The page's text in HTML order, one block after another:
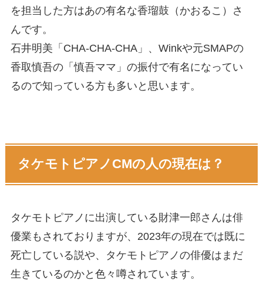
を担当した方はあの有名な香瑠鼓（かおるこ）さ
んです。
石井明美「CHA-CHA-CHA」、Winkや元SMAPの
香取慎吾の「慎吾ママ」の振付で有名になってい
るので知っている方も多いと思います。
タケモトピアノCMの人の現在は？
タケモトピアノに出演している財津一郎さんは俳
優業もされておりますが、2023年の現在では既に
死亡している説や、タケモトピアノの俳優はまだ
生きているのかと色々噂されています。